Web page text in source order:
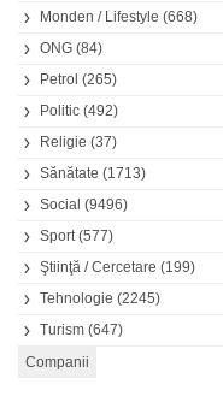
Monden / Lifestyle (668)
ONG (84)
Petrol (265)
Politic (492)
Religie (37)
Sănătate (1713)
Social (9496)
Sport(577)
Ştiinţă / Cercetare (199)
Tehnologie (2245)
Turism (647)